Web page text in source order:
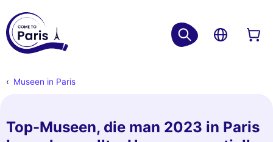
Museen in Paris
Top-Museen, die man 2023 in Paris